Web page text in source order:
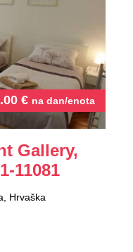
€ na dan/enota
Gallery,
11081
Hrvaška